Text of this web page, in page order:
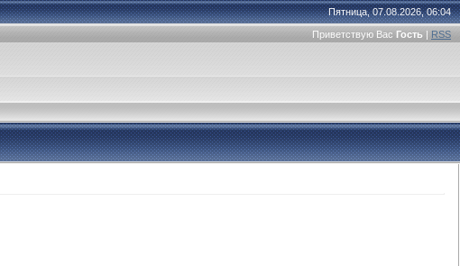
Пятница, 07.08.2026, 06:04
Приветствую Вас Гость | RSS